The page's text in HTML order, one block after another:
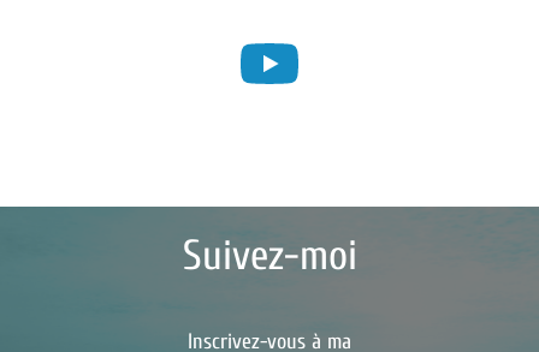
Suivez-moi
Inscrivez-vous à ma